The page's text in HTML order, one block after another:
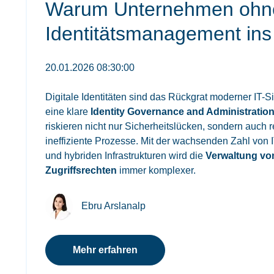
Warum Unternehmen
Identitätsmanagement
20.01.2026 08:30:00
Digitale Identitäten sind das Rückgrat moderner IT-
eine klare Identity Governance and
riskieren nicht nur Sicherheitslücken, sondern auch
ineffiziente Prozesse. Mit der wachsenden Zahl von
und hybriden Infrastrukturen wird die Verwaltung
Zugriffsrechten immer komplexer.
Ebru Arslanalp
Mehr erfahren